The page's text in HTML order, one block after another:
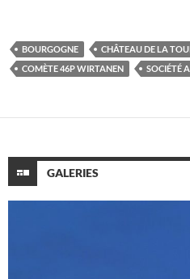
BOURGOGNE CHÂTEAU DE LA
COMÈTE 46P WIRTANEN
SOCIÉTÉ
GALERIES